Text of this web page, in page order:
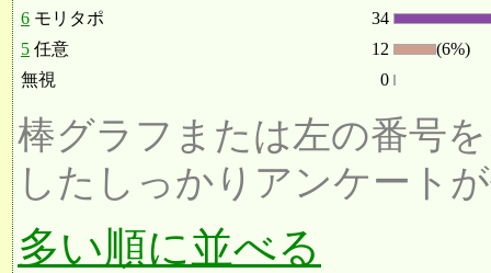
6 モリタポ
34
5 任意 12
(6%)
無視
0
棒グラフまたは左の番号
したしっかりアンケート
多い順に並べる